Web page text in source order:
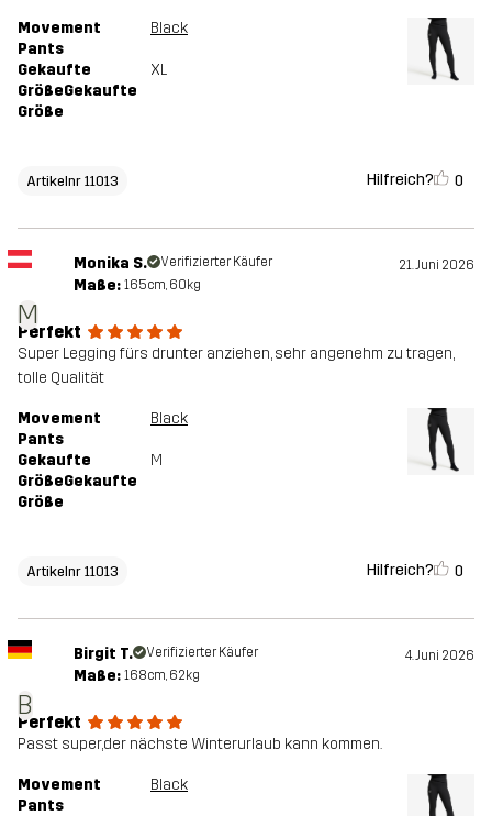
Movement
Pants
Black
Gekaufte
GrößeGekaufte
Größe
XL
Artikelnr 11013 Hilfreich? 0
M
Monika S. Verifizierter Käufer 21. Juni 2026
Maße: 165cm, 60kg
Perfekt
Super Legging fürs drunter anziehen, sehr angenehm zu tragen,
tolle Qualität
Movement
Pants
Black
Gekaufte
GrößeGekaufte
Größe
M
Artikelnr 11013 Hilfreich? 0
B
Birgit T. Verifizierter Käufer 4. Juni 2026
Maße: 168cm, 62kg
Perfekt
Passt super,der nächste Winterurlaub kann kommen.
Movement
Pants
Black